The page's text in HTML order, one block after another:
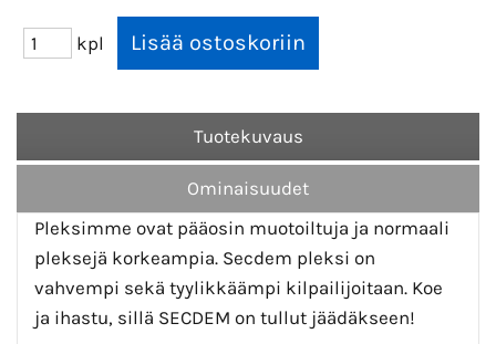
kpl
Tuotekuvaus
Ominaisuudet
Pleksimme ovat pääosin muotoiltuja ja normaali
pleksejä korkeampia. Secdem pleksi on
vahvempi sekä tyylikkäämpi kilpailijoitaan. Koe
ja ihastu, sillä SECDEM on tullut jäädäkseen!